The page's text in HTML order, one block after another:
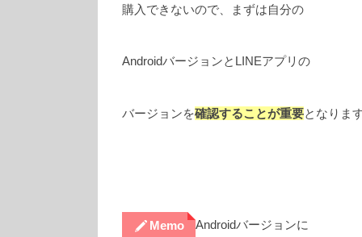
購入できないので、まずは自分の
AndroidバージョンとLINEアプリの
バージョンを確認することが重要となりま
Memo Androidバージョンに